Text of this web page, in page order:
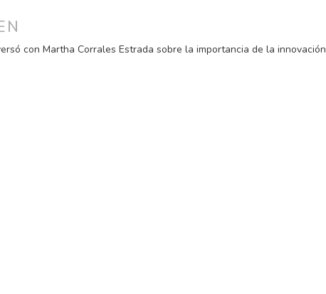
con Martha Corrales Estrada sobre la importancia de la innovación